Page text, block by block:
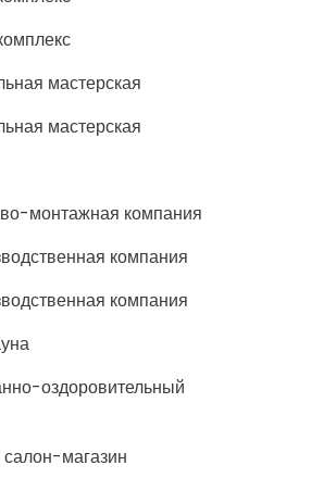
мастерская
мастерская
монтажная компания
компания
компания
оздоровительный
магазин